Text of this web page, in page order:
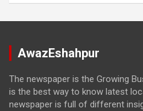
AwazEshahpur
The newspaper is the Growing
is the best way to know latest
newspaper is full of different